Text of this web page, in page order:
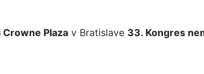
Crowne Plaza v Bratislave 33. Kongres